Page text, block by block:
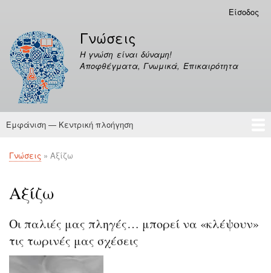
περιεχόμενο
λογαριασμού
χρήστη
Είσοδος
Γνώσεις
Η γνώση είναι δύναμη!
Αποφθέγματα, Γνωμικά, Επικαιρότητα
Κεντρική
Εμφάνιση — Κεντρική πλοήγηση
Γνώσεις
Αποφθέγματα
Breadcrumb
Γνώσεις Αξίζω
Αξίζω
Οι παλιές μας πληγές… μπορεί να «κλέψουν»
τις τωρινές μας σχέσεις